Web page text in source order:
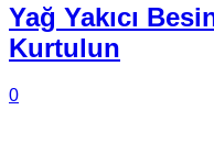
Yağ Yakıcı
Kurtulun
0